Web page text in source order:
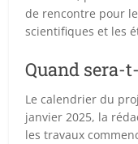
de rencontre pour
scientifiques et les
Quand sera-
Le calendrier du
janvier 2025, la
les travaux